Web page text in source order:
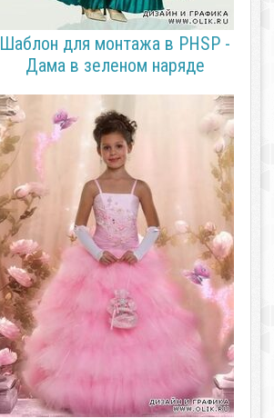
Шаблон для монтажа в PHSP -
Дама в зеленом наряде